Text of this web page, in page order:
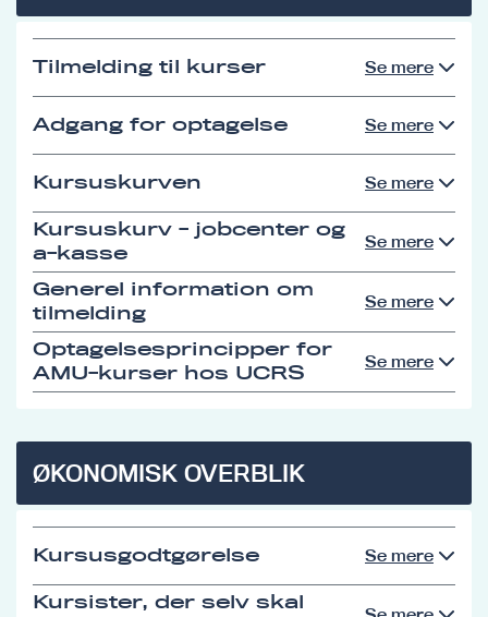
Tilmelding til kurser Se mere
Adgang for optagelse Se mere
Kursuskurven Se mere
Kursuskurv - jobcenter og
a-kasse
Se mere
Generel information om
tilmelding
Se mere
Optagelsesprincipper for
AMU-kurser hos UCRS
Se mere
ØKONOMISK OVERBLIK
Kursusgodtgørelse Se mere
Kursister, der selv skal